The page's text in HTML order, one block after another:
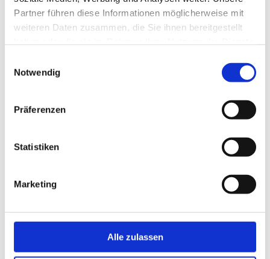
Partner führen diese Informationen möglicherweise mit
weiteren Daten zusammen, die Sie ihnen bereitgestellt
Notwendig
Präferenzen
Statistiken
Marketing
Alle zulassen